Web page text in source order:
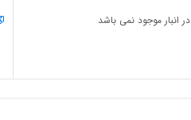
در انبار موجود نمی باشد